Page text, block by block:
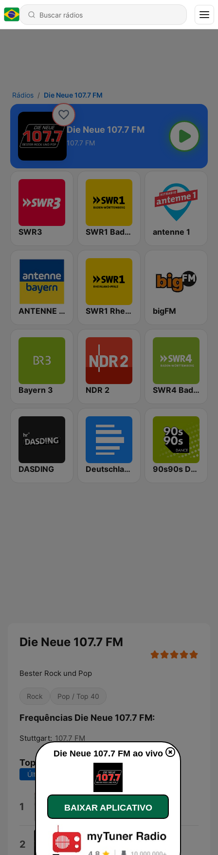
Rádios Die Neue 107.7 FM
Die Neue 107.7 FM
107.7 FM
SWR3 SWR1 Baden-Württemberg antenne 1
ANTENNE BAYERN SWR1 Rheinland-Pfalz bigFM
Bayern 3 NDR 2 SWR4 Baden-Württemberg
DASDING Deutschlandfunk 90s90s Dance
Die Neue 107.7 FM
Bester Rock und Pop
Rock Pop / Top 40
Frequências Die Neue 107.7 FM:
Stuttgart: 107.7 FM
Top Músicas
Últimos 7 dias Últimos 30 dias
1 Die Toten Hosen
2 When the Rain Begins to Fall
Jermaine Jackson & Pia Zadora
Die Neue 107.7 FM ao vivo
BAIXAR APLICATIVO